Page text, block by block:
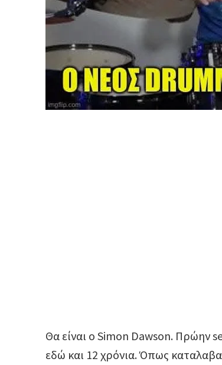
Θα είναι ο Simon Dawson. Πρώην
εδώ και 12 χρόνια. Όπως